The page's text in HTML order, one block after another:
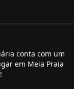
conta com um
em Meia Praia